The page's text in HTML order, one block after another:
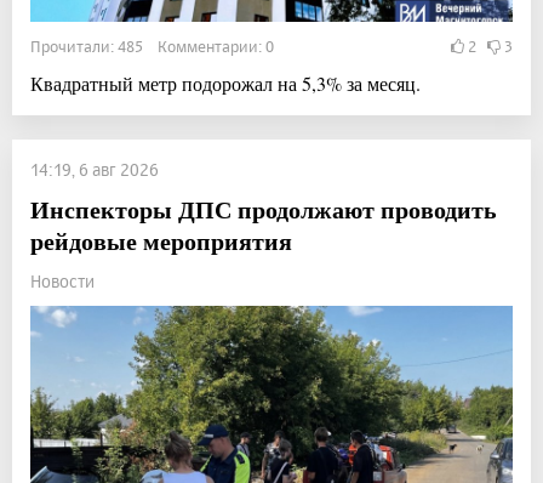
Прочитали: 485 Комментарии: 0 2 3
Квадратный метр подорожал на 5,3% за месяц.
14:19, 6 авг 2026
Инспекторы ДПС продолжают проводить
рейдовые мероприятия
Новости